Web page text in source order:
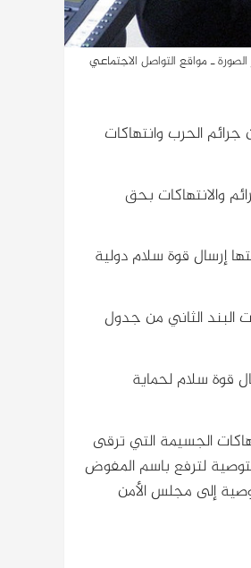
ـ مواقع التواصل الاجتماعي
الحقائق بشأن جرائم الحرب وانتهاكات
اللجنة لرصد الجرائم والانتهاكات بحق
إرسال قوة سلام دولية
البند الثاني من جدول
قوة سلام لحماية
الجسيمة التي ترقى
لترفع باسم المفوض
إلى مجلس الأمن